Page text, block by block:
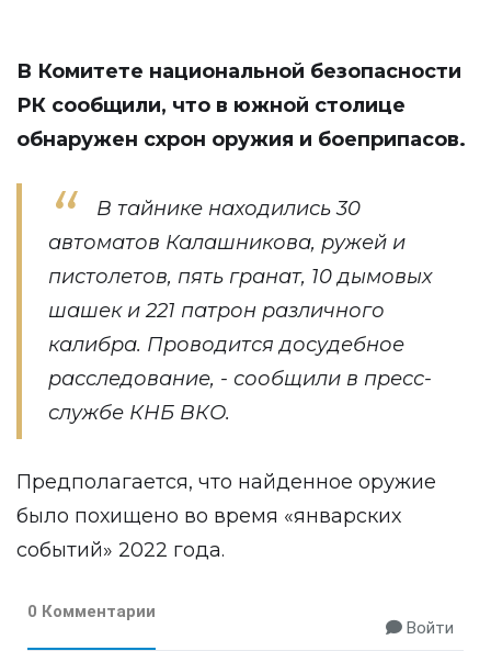
В Комитете национальной безопасности
РК сообщили, что в южной столице
обнаружен схрон оружия и боеприпасов.
В тайнике находились 30
автоматов Калашникова, ружей и
пистолетов, пять гранат, 10 дымовых
шашек и 221 патрон различного
калибра. Проводится досудебное
расследование, - сообщили в пресс-
службе КНБ ВКО.
Предполагается, что найденное оружие
было похищено во время «январских
событий» 2022 года.
0 Комментарии
Войти